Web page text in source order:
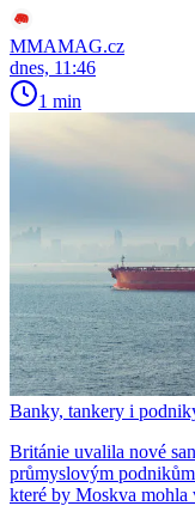
MMAMAG.cz
dnes, 11:46
1 min
Banky, tankery i
Británie uvalila nové
průmyslovým
které by Moskva mohla